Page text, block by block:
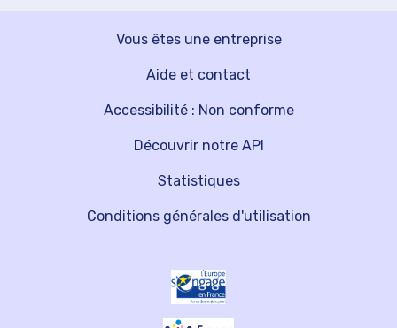
Vous êtes une entreprise
Découvrir notre API
Aide et contact
Statistiques
Accessibilité : Non conforme
Conditions générales d'utilisation